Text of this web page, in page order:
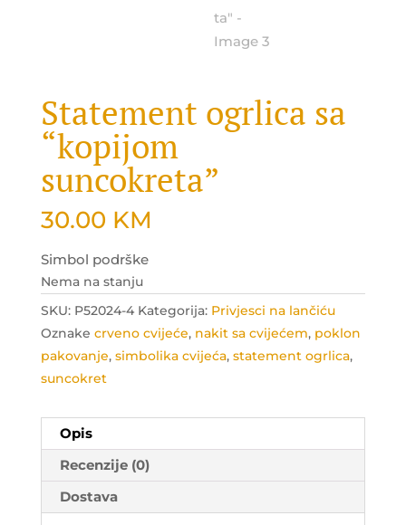
Statement ogrlica sa
“kopijom
suncokreta”
30.00 KM
Simbol podrške
Nema na stanju
SKU: P52024-4 Kategorija: Privjesci na lančiću
Oznake crveno cvijeće, nakit sa cvijećem, poklon
pakovanje, simbolika cvijeća, statement ogrlica,
suncokret
Opis
Recenzije (0)
Dostava